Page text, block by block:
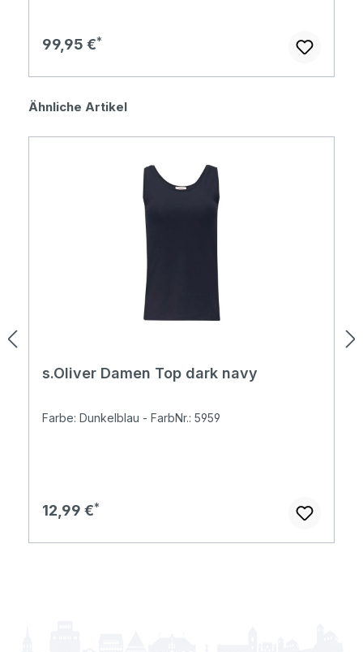
Regulärer Preis:
99,95 €
Produktgalerie überspringen
Ähnliche Artikel
s.Oliver Damen Top dark navy
Farbe: Dunkelblau - FarbNr.: 5959
Regulärer Preis:
12,99 €